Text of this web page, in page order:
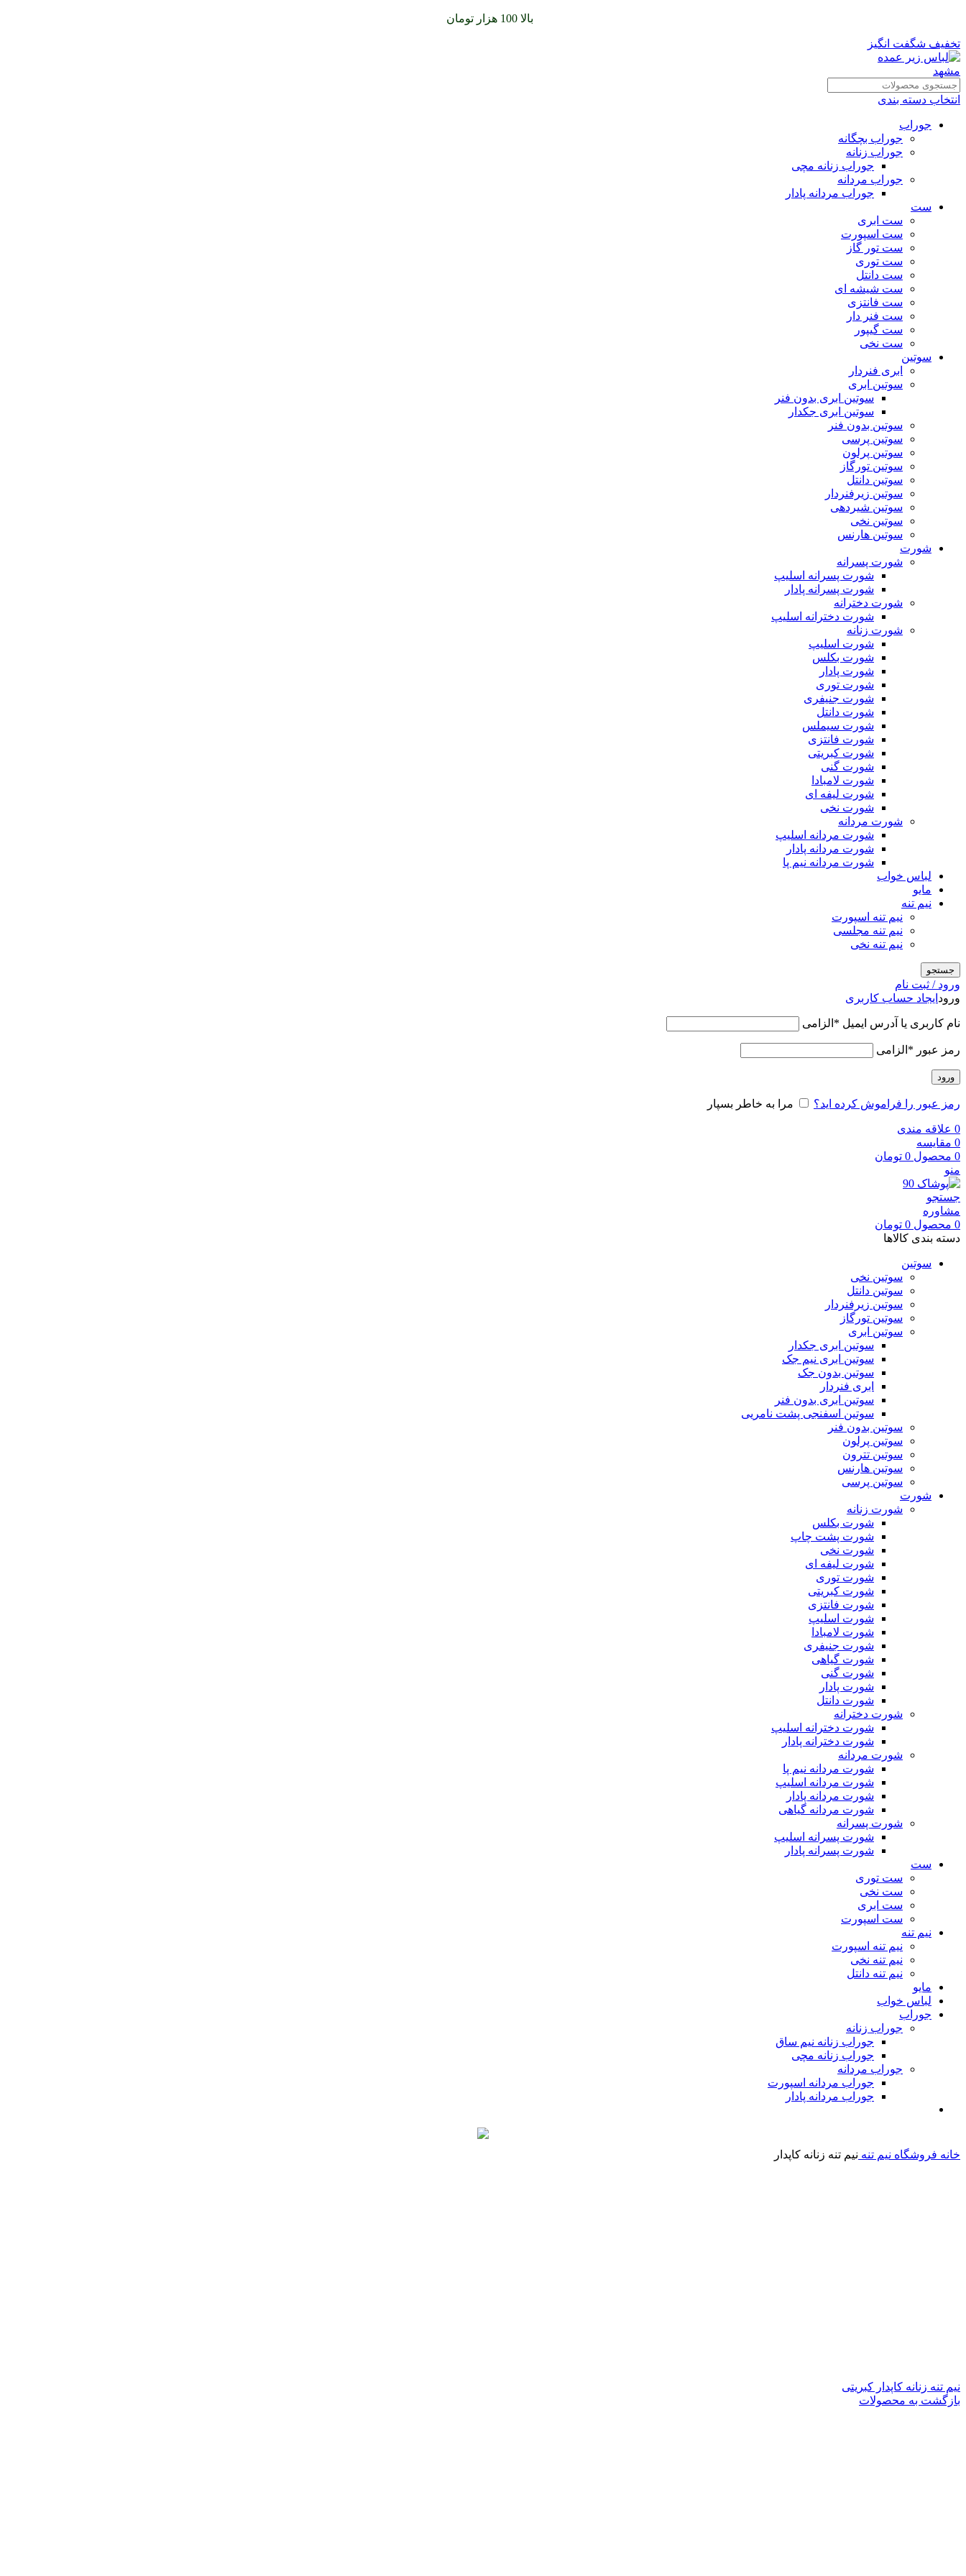
بالا 100 هزار تومان
تخفیف شگفت انگیز
انتخاب دسته بندی
جوراب
جوراب بچگانه
جوراب زنانه
جوراب زنانه مچی
جوراب مردانه
جوراب مردانه پادار
ست
ست ابری
ست اسپورت
ست تور گاز
ست توری
ست دانتل
ست شیشه ای
ست فانتزی
ست فنر دار
ست گیپور
ست نخی
سوتین
ابری فنردار
سوتین ابری
سوتین ابری بدون فنر
سوتین ابری جکدار
سوتین بدون فنر
سوتین پرسی
سوتین پرلون
سوتین تورگاز
سوتین دانتل
سوتین زیرفنردار
سوتین شیردهی
سوتین نخی
سوتین هارنس
شورت
شورت پسرانه
شورت پسرانه اسلیپ
شورت پسرانه پادار
شورت دخترانه
شورت دخترانه اسلیپ
شورت زنانه
شورت اسلیپ
شورت بکلس
شورت پادار
شورت توری
شورت جنیفری
شورت دانتل
شورت سیملس
شورت فانتزی
شورت کبریتی
شورت گنی
شورت لامبادا
شورت لیفه ای
شورت نخی
شورت مردانه
شورت مردانه اسلیپ
شورت مردانه پادار
شورت مردانه نیم پا
لباس خواب
مایو
نیم تنه
نیم تنه اسپورت
نیم تنه مجلسی
نیم تنه نخی
جستجو
ورود / ثبت نام
ورود ایجاد حساب کاربری
نام کاربری یا آدرس ایمیل * الزامی
رمز عبور * الزامی
ورود
رمز عبور را فراموش کرده اید؟ مرا به خاطر بسپار
0 علاقه مندی
0 مقایسه
0 محصول 0 تومان
منو
جستجو
مشاوره
0 محصول 0 تومان
دسته بندی کالاها
سوتین
سوتین نخی
سوتین دانتل
سوتین زیرفنردار
سوتین تورگاز
سوتین ابری
سوتین ابری جکدار
سوتین ابری نیم جک
سوتین بدون جک
ابری فنردار
سوتین ابری بدون فنر
سوتین اسفنجی پشت نامریی
سوتین بدون فنر
سوتین پرلون
سوتین تترون
سوتین هارنس
سوتین پرسی
شورت
شورت زنانه
شورت بکلس
شورت پشت چاپ
شورت نخی
شورت لیفه ای
شورت توری
شورت کبریتی
شورت فانتزی
شورت اسلیپ
شورت لامبادا
شورت جنیفری
شورت گیاهی
شورت گنی
شورت پادار
شورت دانتل
شورت دخترانه
شورت دخترانه اسلیپ
شورت دخترانه پادار
شورت مردانه
شورت مردانه نیم پا
شورت مردانه اسلیپ
شورت مردانه پادار
شورت مردانه گیاهی
شورت پسرانه
شورت پسرانه اسلیپ
شورت پسرانه پادار
ست
ست توری
ست نخی
ست ابری
ست اسپورت
نیم تنه
نیم تنه اسپورت
نیم تنه نخی
نیم تنه دانتل
مایو
لباس خواب
جوراب
جوراب زنانه
جوراب زنانه نیم ساق
جوراب زنانه مچی
جوراب مردانه
جوراب مردانه اسپورت
جوراب مردانه پادار
خانه فروشگاه نیم تنه نیم تنه زنانه کاپدار
نیم تنه زنانه کاپدار کبریتی
بازگشت به محصولات